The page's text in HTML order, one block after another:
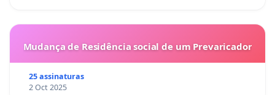
Mudança de Residência social de um Prevaricador
25 assinaturas
2 Oct 2025